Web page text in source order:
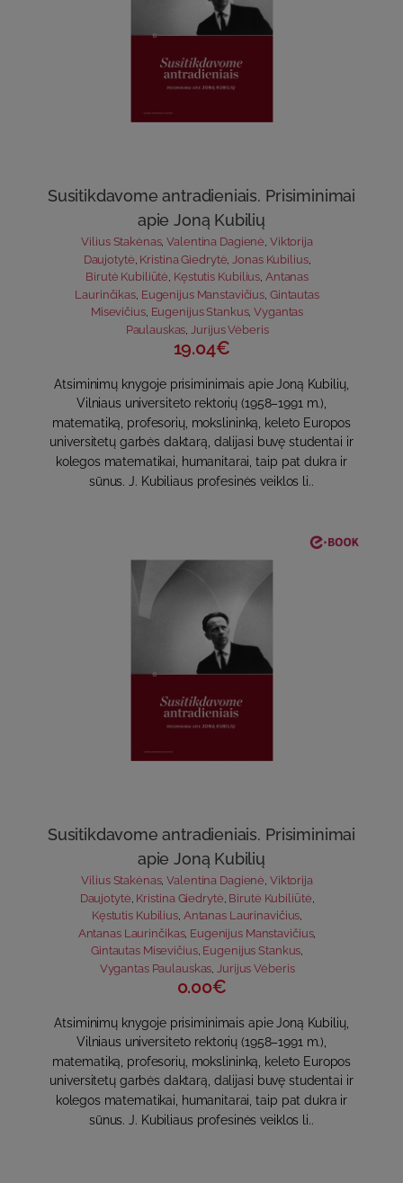
Susitikdavome antradieniais. Prisiminimai
apie Joną Kubilių
Vilius Stakėnas,Valentina Dagienė, Viktorija
Daujotytė Kristina Giedrytė Jonas Kubilius,
Birutė Kubiliūtė, Kęstutis Kubilius,Antanas
Laurinčikas, Eugenijus Manstavičius Gintautas
Misevičius, Eugenijus Stankus,Vygantas
Paulauskas,Jurijus Vėberis
19.04€
Atsiminimų knygoje prisiminimais apie Joną Kubilių,
Vilniaus universiteto rektorių (1958–1991 m.),
matematiką, profesorių, mokslininką, keleto Europos
universitetų garbės daktarą, dalijasi buvę studentai ir
kolegos matematikai, humanitarai, taip pat dukra ir
sūnus. J. Kubiliaus profesinės veiklos li..
Susitikdavome antradieniais. Prisiminimai
apie Joną Kubilių
Vilius Stakėnas,Valentina Dagienė, Viktorija
Daujotytė Kristina Giedrytė Birutė Kubiliūtė
Kęstutis Kubilius, Antanas Laurinavičius,
Antanas Laurinčikas, Eugenijus Manstavičius,
Gintautas Misevičius, Eugenijus Stankus,
Vygantas Paulauskas,Jurijus Vėberis
0.00€
Atsiminimų knygoje prisiminimais apie Joną Kubilių,
Vilniaus universiteto rektorių (1958–1991 m.),
matematiką, profesorių, mokslininką, keleto Europos
universitetų garbės daktarą, dalijasi buvę studentai ir
kolegos matematikai, humanitarai, taip pat dukra ir
sūnus. J. Kubiliaus profesinės veiklos li..